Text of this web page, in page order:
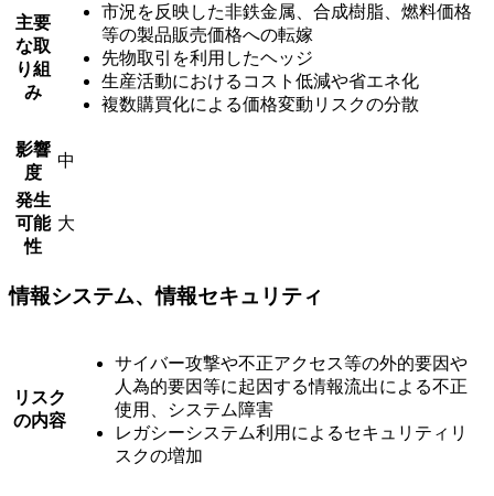
主要
な取
り組
み
市況を反映した非鉄金属、合成樹脂、燃料価格
等の製品販売価格への転嫁
先物取引を利用したヘッジ
生産活動におけるコスト低減や省エネ化
複数購買化による価格変動リスクの分散
影響
度
中
発生
可能
性
大
情報システム、情報セキュリティ
リスク
の内容
サイバー攻撃や不正アクセス等の外的要因や
人為的要因等に起因する情報流出による不正
使用、システム障害
レガシーシステム利用によるセキュリティリ
スクの増加